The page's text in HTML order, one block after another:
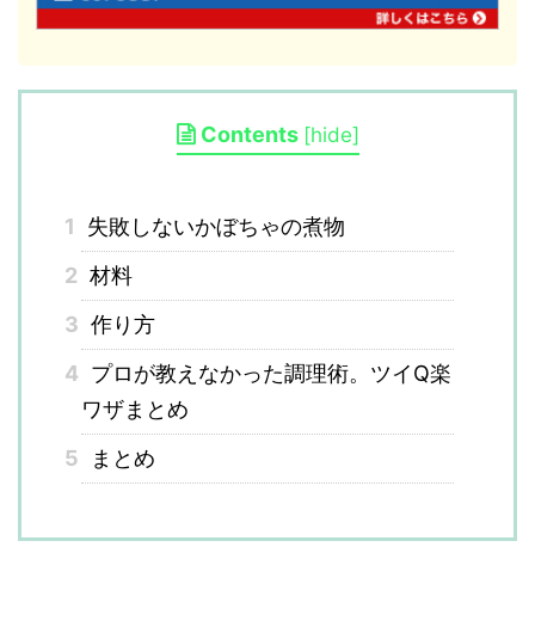
Contents [hide]
1
失敗しないかぼちゃの煮物
2 材料
3 作り方
4 プロが教えなかった調理術。ツイQ楽
ワザまとめ
5
まとめ